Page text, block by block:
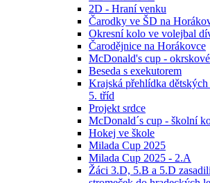
2D - Hraní venku
Čarodky ve ŠD na
Okresní kolo ve volejbal
Čarodějnice na Horákovce
McDonald's cup -
Beseda s exekutorem
Krajská přehlídka
5. tříd
Projekt srdce
McDonald´s cup - školní
Hokej ve škole
Milada Cup 2025
Milada Cup 2025 - 2.A
Žáci 3.D, 5.B a 5.D